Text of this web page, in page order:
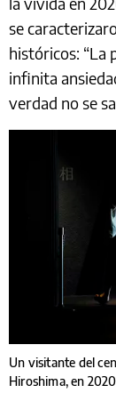
se
históricos: “La
infinita
verdad no se
Un visitante del
Hiroshima, en 2020